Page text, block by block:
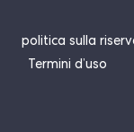
politica sulla
Termini d’uso